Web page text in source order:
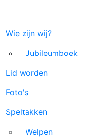
Wie zijn wij?
Jubileumboek
Lid worden
Foto's
Speltakken
Welpen